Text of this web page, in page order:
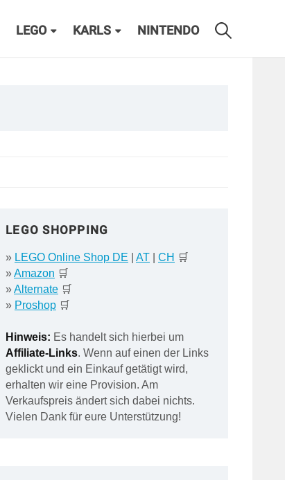
LEGO KARLS NINTENDO
LEGO SHOPPING
» LEGO Online Shop DE AT| CH 🛒
»Amazon 🛒
»Alternate🛒
» Proshop🛒
Hinweis: Es handelt sich hierbei um
Affiliate-Links. Wenn auf einen der Links
geklickt und ein Einkauf getätigt wird,
erhalten wir eine Provision. Am
Verkaufspreis ändert sich dabei nichts.
Vielen Dank für eure Unterstützung!